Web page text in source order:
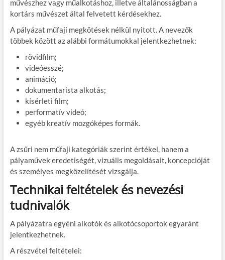
művészhez vagy műalkotáshoz, illetve általánosságban a
kortárs művészet által felvetett kérdésekhez.
A pályázat műfaji megkötések nélkül nyitott. A nevezők
többek között az alábbi formátumokkal jelentkezhetnek:
rövidfilm;
videóesszé;
animáció;
dokumentarista alkotás;
kísérleti film;
performatív videó;
egyéb kreatív mozgóképes formák.
A zsűri nem műfaji kategóriák szerint értékel, hanem a
pályaművek eredetiségét, vizuális megoldásait, koncepcióját
és személyes megközelítését vizsgálja.
Technikai feltételek és nevezési
tudnivalók
A pályázatra egyéni alkotók és alkotócsoportok egyaránt
jelentkezhetnek.
A részvétel feltételei: